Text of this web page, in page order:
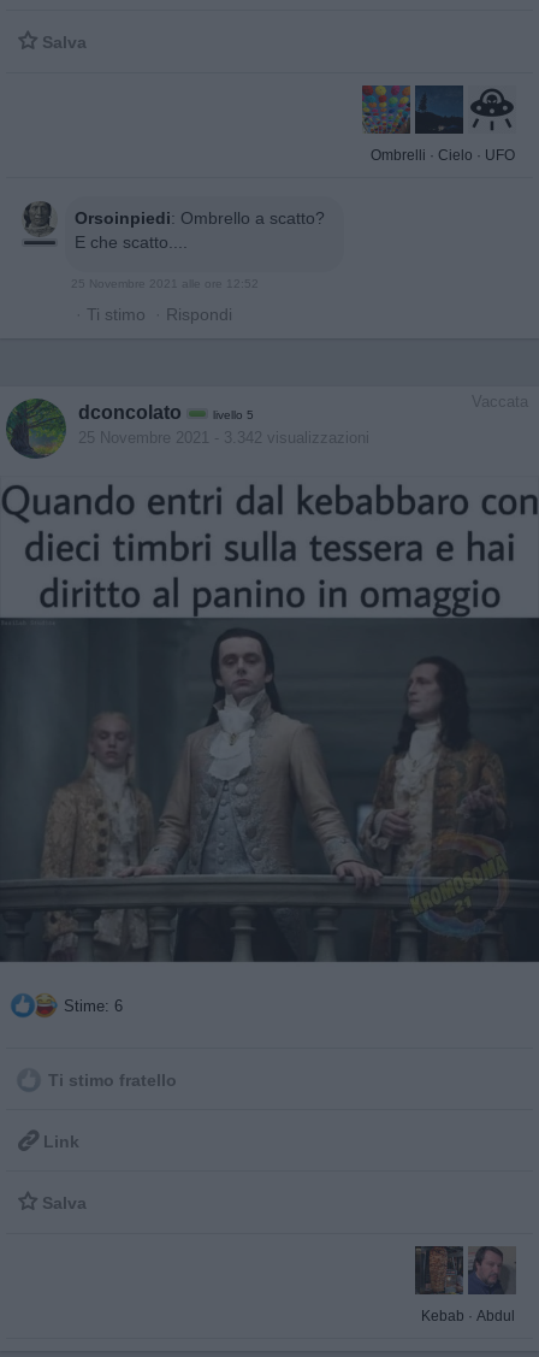
 Salva
Ombrelli · Cielo · UFO
Orsoinpiedi: Ombrello a scatto?
E che scatto....
25 Novembre 2021 alle ore 12:52
· Ti stimo · Rispondi
Vaccata
dconcolato livello 5
25 Novembre 2021 - 3.342 visualizzazioni
Stime: 6
Ti stimo fratello
 Link
 Salva
Kebab · Abdul